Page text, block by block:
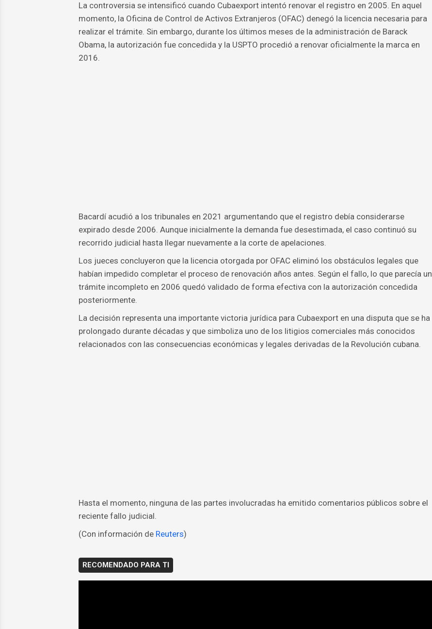
La controversia se intensificó cuando Cubaexport intentó renovar el registro en 2005. En aquel
momento, la Oficina de Control de Activos Extranjeros (OFAC) denegó la licencia necesaria para
realizar el trámite. Sin embargo, durante los últimos meses de la administración de Barack
Obama, la autorización fue concedida y la USPTO procedió a renovar oficialmente la marca en
2016.
Bacardí acudió a los tribunales en 2021 argumentando que el registro debía considerarse
expirado desde 2006. Aunque inicialmente la demanda fue desestimada, el caso continuó su
recorrido judicial hasta llegar nuevamente a la corte de apelaciones.
Los jueces concluyeron que la licencia otorgada por OFAC eliminó los obstáculos legales que
habían impedido completar el proceso de renovación años antes. Según el fallo, lo que parecía un
trámite incompleto en 2006 quedó validado de forma efectiva con la autorización concedida
posteriormente.
La decisión representa una importante victoria jurídica para Cubaexport en una disputa que se ha
prolongado durante décadas y que simboliza uno de los litigios comerciales más conocidos
relacionados con las consecuencias económicas y legales derivadas de la Revolución cubana.
Hasta el momento, ninguna de las partes involucradas ha emitido comentarios públicos sobre el
reciente fallo judicial.
(Con información de Reuters)
RECOMENDADO PARA TI